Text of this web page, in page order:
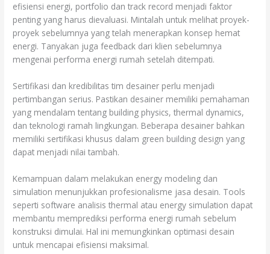
efisiensi energi, portfolio dan track record menjadi faktor
penting yang harus dievaluasi. Mintalah untuk melihat proyek-
proyek sebelumnya yang telah menerapkan konsep hemat
energi. Tanyakan juga feedback dari klien sebelumnya
mengenai performa energi rumah setelah ditempati.
Sertifikasi dan kredibilitas tim desainer perlu menjadi
pertimbangan serius. Pastikan desainer memiliki pemahaman
yang mendalam tentang building physics, thermal dynamics,
dan teknologi ramah lingkungan. Beberapa desainer bahkan
memiliki sertifikasi khusus dalam green building design yang
dapat menjadi nilai tambah.
Kemampuan dalam melakukan energy modeling dan
simulation menunjukkan profesionalisme jasa desain. Tools
seperti software analisis thermal atau energy simulation dapat
membantu memprediksi performa energi rumah sebelum
konstruksi dimulai. Hal ini memungkinkan optimasi desain
untuk mencapai efisiensi maksimal.